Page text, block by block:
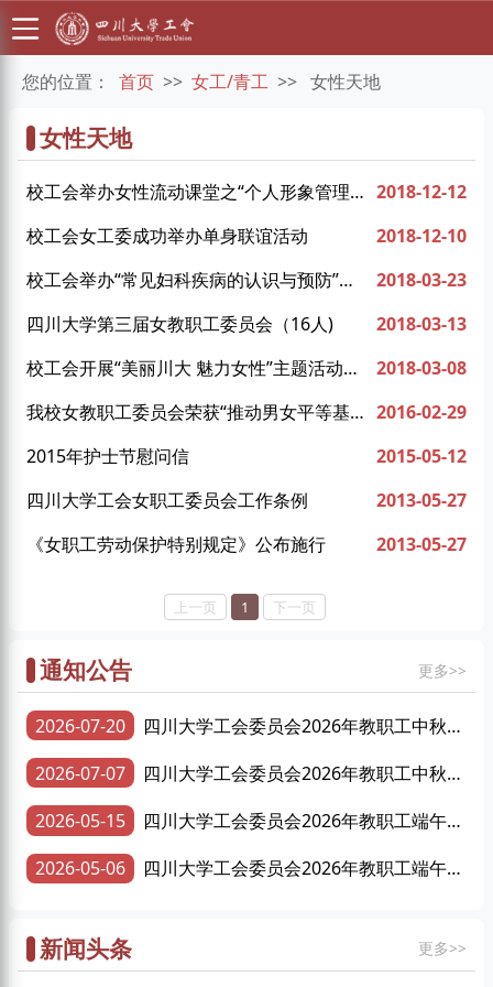
您的位置： 首页 >> 女工/青工 >> 女性天地
女性天地
校工会举办女性流动课堂之“个人形象管理与 2018-12-12
校工会女工委成功举办单身联谊活动
2018-12-10
校工会举办“常见妇科疾病的认识与预防”健
2018-03-23
四川大学第三届女教职工委员会（16人)
2018-03-13
校工会开展“美丽川大 魅力女性”主题活动月
2018-03-08
我校女教职工委员会荣获“推动男女平等基本 2016-02-29
2015年护士节慰问信
2015-05-12
四川大学工会女职工委员会工作条例
2013-05-27
《女职工劳动保护特别规定》公布施行
2013-05-27
上一页 1 下一页
通知公告 更多>>
2026-07-20
四川大学工会委员会2026年教职工中秋慰
2026-07-07
四川大学工会委员会2026年教职工中秋慰
2026-05-15
四川大学工会委员会2026年教职工端午慰
2026-05-06
四川大学工会委员会2026年教职工端午慰
新闻头条 更多>>